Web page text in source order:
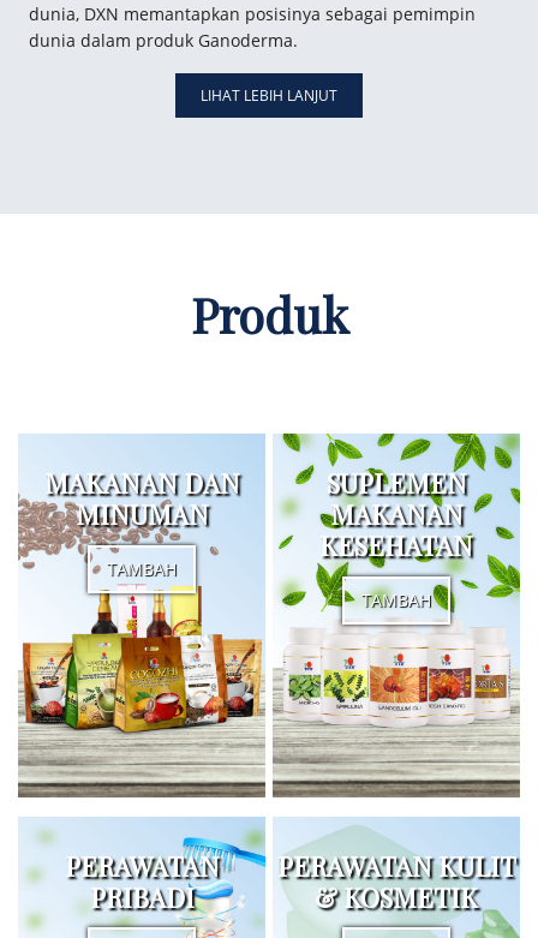
dunia, DXN memantapkan posisinya sebagai pemimpin
dunia dalam produk Ganoderma.
LIHAT LEBIH LANJUT
Produk
MAKANAN DAN
MINUMAN
TAMBAH
SUPLEMEN
MAKANAN
KESEHATAN
TAMBAH
PERAWATAN
PRIBADI
PERAWATAN KULIT
& KOSMETIK